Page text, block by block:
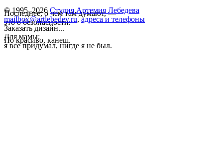
Последнее, о чем там думают, —
это о безопасности.
Но красиво, канеш.
Для мамы:
я все придумал, нигде я не был.
© 1995–2026 Студия Артемия Лебедева
mailbox@artlebedev.ru, адреса и телефоны
Заказать дизайн...